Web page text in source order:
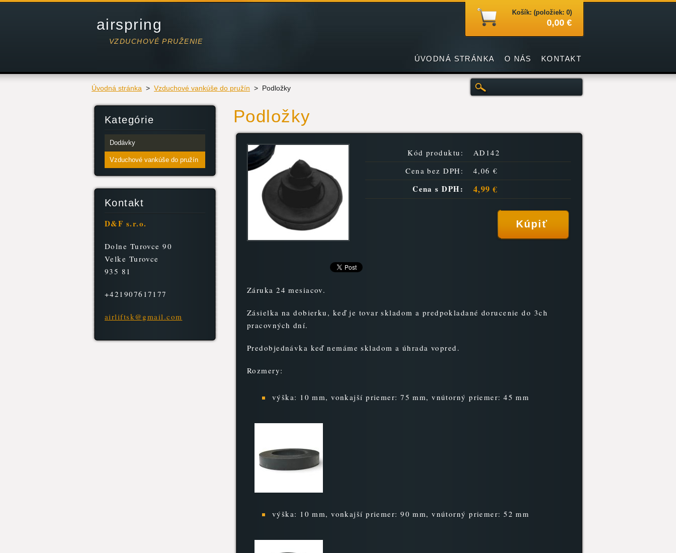
airspring
VZDUCHOVÉ PRUŽENIE
Úvodná stránka > Vzduchové vankúše do pružín > Podložky
Podložky
Kód produktu:
AD142
Cena bez DPH:
4,06 €
Cena s DPH: 4,99 €
Záruka 24 mesiacov.
Zásielka na dobierku, keď je tovar skladom a predpokladané dorucenie do 3ch
pracovných dní.
Predobjednávka keď nemáme skladom a úhrada vopred.
Rozmery:
výška: 10 mm, vonkajší priemer: 75 mm, vnútorný priemer: 45 mm
výška: 10 mm, vonkajší priemer: 90 mm, vnútorný priemer: 52 mm
Kategórie
Dodávky
Vzduchové vankúše do pružín
Kontakt
D&F s.r.o.
Dolne Turovce 90
Velke Turovce
935 81
+421907617177
airliftsk@gmail.com
ÚVODNÁ STRÁNKA O NÁS KONTAKT
Košík: (položiek: 0)
0,00 €